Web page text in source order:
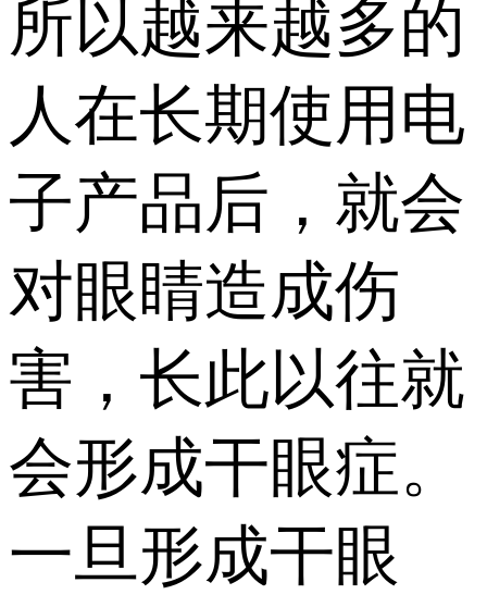
所以越来越多的
人在长期使用电
子产品后，就会
对眼睛造成伤
害，长此以往就
会形成干眼症。
一旦形成干眼